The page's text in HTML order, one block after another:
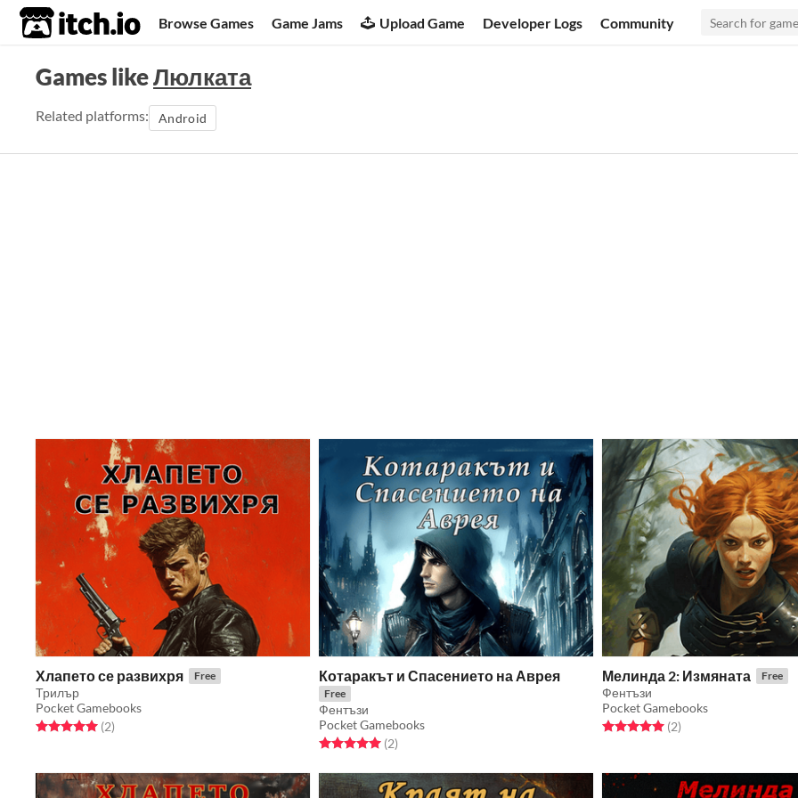
itch.io Browse Games Game Jams Upload Game Developer Logs Community
Games likeЛюлката
Related platforms: Android
Хлапето се развихря Free
Трилър
Pocket Gamebooks
Rated 5.0 out of 5 stars
(2total ratings
)
Котаракът и Спасението на Аврея
Free
Фентъзи
Pocket Gamebooks
Rated 5.0 out of 5 stars
(2total ratings
)
Мелинда 2: Измяната Free
Фентъзи
Pocket Gamebooks
Rated 5.0 out of 5 stars
(2total ratings
)